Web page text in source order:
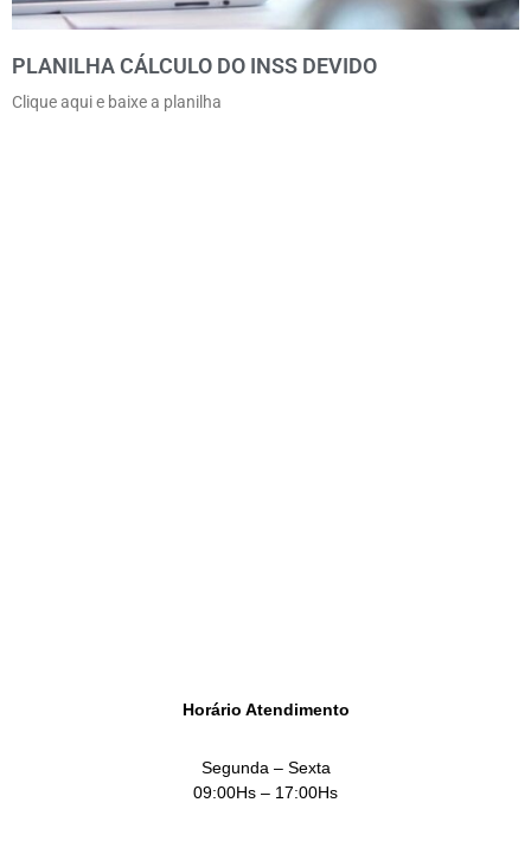
PLANILHA CÁLCULO DO INSS DEVIDO
Clique aqui e baixe a planilha
Horário Atendimento
Segunda – Sexta
09:00Hs – 17:00Hs